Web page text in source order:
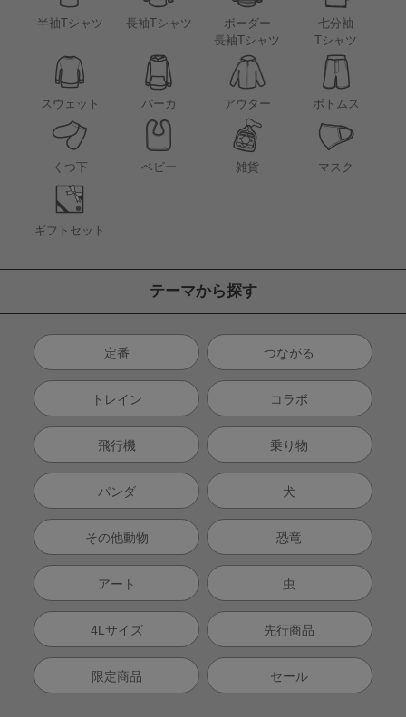
半袖Tシャツ 長袖Tシャツ
ボーダー
長袖Tシャツ
七分袖
Tシャツ
スウェット パーカ アウター ボトムス
くつ下 ベビー 雑貨 マスク
ギフトセット
テーマから探す
定番 つながる
トレイン コラボ
飛行機 乗り物
パンダ 犬
その他動物 恐竜
アート 虫
4Lサイズ 先行商品
限定商品 セール